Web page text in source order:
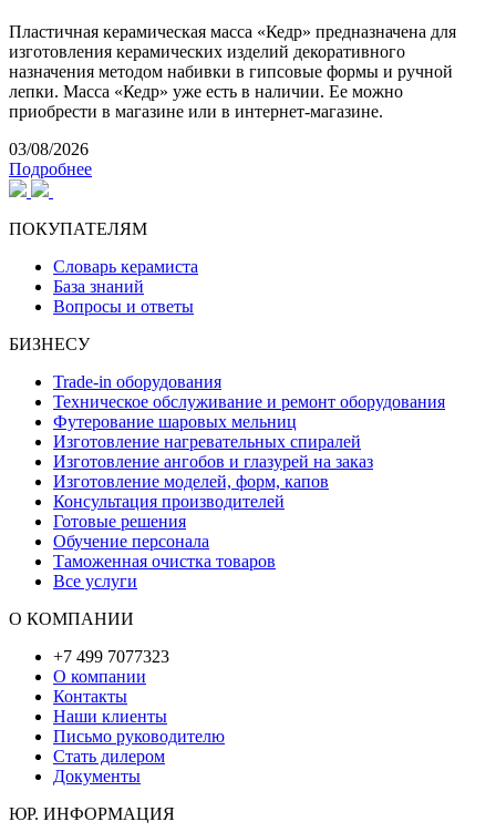
Пластичная керамическая масса «Кедр» предназначена для
изготовления керамических изделий декоративного
назначения методом набивки в гипсовые формы и ручной
лепки. Масса «Кедр» уже есть в наличии. Ее можно
приобрести в магазине или в интернет-магазине.
03/08/2026
Подробнее
ПОКУПАТЕЛЯМ
Словарь керамиста
База знаний
Вопросы и ответы
БИЗНЕСУ
Trade-in оборудования
Техническое обслуживание и ремонт оборудования
Футерование шаровых мельниц
Изготовление нагревательных спиралей
Изготовление ангобов и глазурей на заказ
Изготовление моделей, форм, капов
Консультация производителей
Готовые решения
Обучение персонала
Таможенная очистка товаров
Все услуги
О КОМПАНИИ
+7 499 7077323
О компании
Контакты
Наши клиенты
Письмо руководителю
Стать дилером
Документы
ЮР. ИНФОРМАЦИЯ